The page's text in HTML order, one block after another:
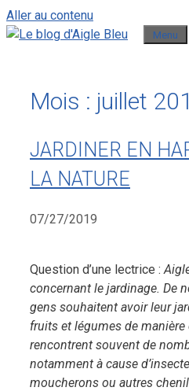
Aller au contenu
Menu
Mois : juillet
JARDINER EN
LA NATURE
07/27/2019
Question d’une lectrice :
concernant le jardinage. De
gens souhaitent avoir leur
fruits et légumes de
rencontrent souvent de
notamment à cause
moucherons ou autres